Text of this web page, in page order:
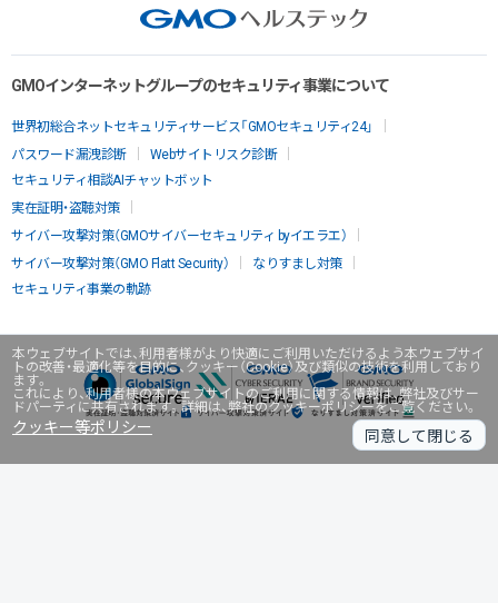
本ウェブサイトでは、利用者様がより快適にご利用いただけるよう本ウェブサイ
トの改善・最適化等を目的に、クッキー（Cookie）及び類似の技術を利用しており
ます。
これにより、利用者様の本ウェブサイトのご利用に関する情報は、弊社及びサー
ドパーティに共有されます。詳細は、弊社のクッキーポリシーをご覧ください。
クッキー等ポリシー 同意して閉じる
GMOインターネットグループのセキュリティ事業について
世界初総合ネットセキュリティサービス「GMOセキュリティ24」
パスワード漏洩診断
Webサイトリスク診断
セキュリティ相談AIチャットボット
実在証明・盗聴対策
サイバー攻撃対策（GMOサイバーセキュリティ byイエラエ）
サイバー攻撃対策（GMO Flatt Security）
なりすまし対策
セキュリティ事業の軌跡